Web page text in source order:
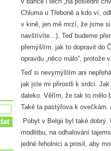
Chluma u Třeboně a kdo ví,
v kině, jen mě mrzí, že jsme
navštívíte...). Teď budeme
přemýšlím, jak to dopravit do
opravdu „něco málo”, protože
Teď si nevymýšlím ani
jak jste mi přirostli k srdci.
daleko. Věřím, že tak to mělo
Také ta pastýřova k
Pobyt v Belgii byl také
modlitbu, na odhalování
jedné řeholnici a prosil, aby